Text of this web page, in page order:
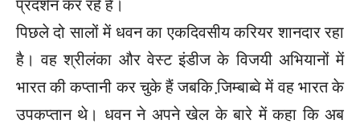
प्रदर्शन कर रहे हैं।
पिछले दो सालों में धवन का एकदिवसीय करियर शानदार रहा
है। वह श्रीलंका और वेस्ट इंडीज के विजयी अभियानों में
भारत की कप्तानी कर चुके हैं जबकि जि़म्बाब्वे में वह भारत के
उपकप्तान थे। धवन ने अपने खेल के बारे में कहा कि अब